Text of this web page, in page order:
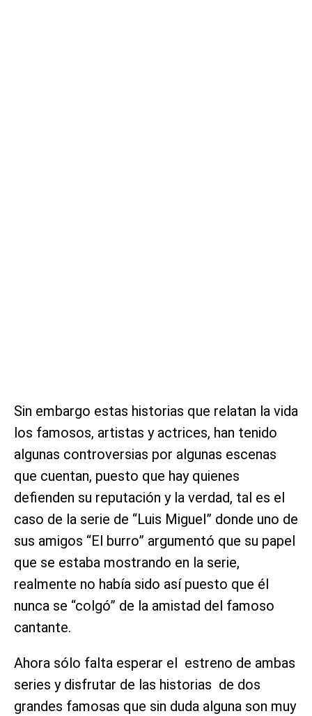
Sin embargo estas historias que relatan la vida
los famosos, artistas y actrices, han tenido
algunas controversias por algunas escenas
que cuentan, puesto que hay quienes
defienden su reputación y la verdad, tal es el
caso de la serie de “Luis Miguel” donde uno de
sus amigos “El burro” argumentó que su papel
que se estaba mostrando en la serie,
realmente no había sido así puesto que él
nunca se “colgó” de la amistad del famoso
cantante.
Ahora sólo falta esperar el estreno de ambas
series y disfrutar de las historias de dos
grandes famosas que sin duda alguna son muy